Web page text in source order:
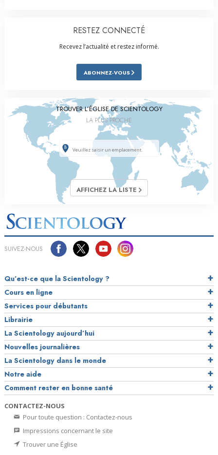
RESTEZ CONNECTÉ
Recevez l’actualité et restez informé.
ABONNEZ-VOUS
TROUVER L’ÉGLISE DE SCIENTOLOGY
LA PLUS PROCHE
AFFICHEZ LA LISTE
SUIVEZ-NOUS
Qu’est-ce que la Scientology ?
Cours en ligne
Services pour débutants
Librairie
La Scientology aujourd’hui
Nouvelles journalières
La Scientology dans le monde
Notre aide
Comment rester en bonne santé
CONTACTEZ-NOUS
Pour toute question : Contactez-nous
Impressions concernant le site
Trouver une Église